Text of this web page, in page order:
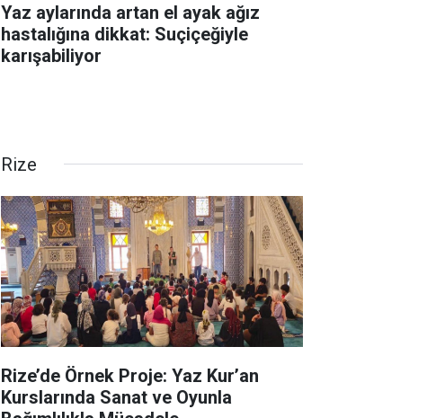
Yaz aylarında artan el ayak ağız
hastalığına dikkat: Suçiçeğiyle
karışabiliyor
Rize
Rize’de Örnek Proje: Yaz Kur’an
Kurslarında Sanat ve Oyunla